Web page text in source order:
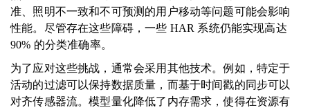
准、照明不一致和不可预测的用户移动等问题可能会影响
性能。尽管存在这些障碍，一些 HAR 系统仍能实现高达
90% 的分类准确率。
为了应对这些挑战，通常会采用其他技术。例如，特定于
活动的过滤可以保持数据质量，而基于时间戳的同步可以
对齐传感器流。模型量化降低了内存需求，使得在资源有